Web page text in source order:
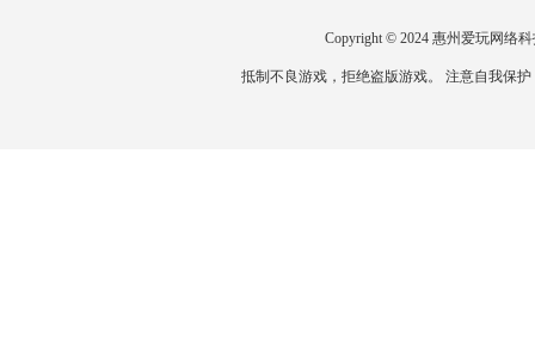
Copyright © 2024 惠州爱玩网络
抵制不良游戏，拒绝盗版游戏。 注意自我保